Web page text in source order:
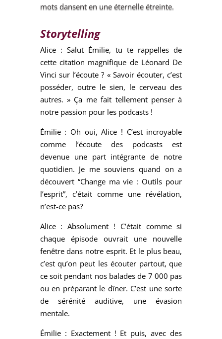
mots dansent en une éternelle étreinte.
Storytelling
Alice : Salut Émilie, tu te rappelles de
cette citation magnifique de Léonard De
Vinci sur l’écoute ? « Savoir écouter, c’est
posséder, outre le sien, le cerveau des
autres. » Ça me fait tellement penser à
notre passion pour les podcasts !
Émilie : Oh oui, Alice ! C’est incroyable
comme l’écoute des podcasts est
devenue une part intégrante de notre
quotidien. Je me souviens quand on a
découvert “Change ma vie : Outils pour
l’esprit”, c’était comme une révélation,
n’est-ce pas?
Alice : Absolument ! C’était comme si
chaque épisode ouvrait une nouvelle
fenêtre dans notre esprit. Et le plus beau,
c’est qu’on peut les écouter partout, que
ce soit pendant nos balades de 7 000 pas
ou en préparant le dîner. C’est une sorte
de sérénité auditive, une évasion
mentale.
Émilie : Exactement ! Et puis, avec des